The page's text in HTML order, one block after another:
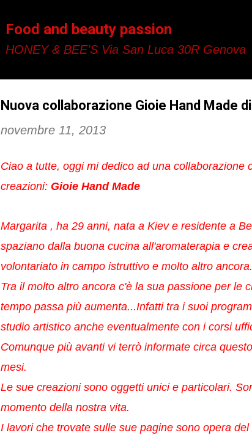
Food and beauty passion
HONEY & BEE'S Via San Luca 30R Genova
Nuova collaborazione Gioie Hand Made
novembre 11, 2013
Ciao a tutte, oggi mi dedico ad una
creazioni: Gioie Hand Made
Margarita , ha 29 anni, nata a Kiev e residente a
spaziano dalla buona cucina all'aromaterapia e
volontariato in campo istruttivo e molto altro ancora.
Tra il molto altro ancora c'è la sua passione per le
tempo passa più aumenta...Infatti tra i suoi
studio artistico anche eventualmente con i corsi
Comunque più avanti vi terrò informate circa
mesi.
Le sue creazioni sono oggetti unici e particolari.
momento della nostra vita.
I lavori che trovate sulle sue pagine sono opera del